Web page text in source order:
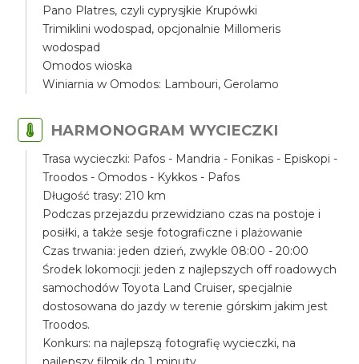
Pano Platres, czyli cyprysjkie Krupówki
Trimiklini wodospad, opcjonalnie Millomeris
wodospad
Omodos wioska
Winiarnia w Omodos: Lambouri, Gerolamo
HARMONOGRAM WYCIECZKI
Trasa wycieczki: Pafos - Mandria - Fonikas - Episkopi -
Troodos - Omodos - Kykkos - Pafos
Długość trasy: 210 km
Podczas przejazdu przewidziano czas na postoje i
posiłki, a także sesje fotograficzne i plażowanie
Czas trwania: jeden dzień, zwykle 08:00 - 20:00
Środek lokomocji: jeden z najlepszych off roadowych
samochodów Toyota Land Cruiser, specjalnie
dostosowana do jazdy w terenie górskim jakim jest
Troodos.
Konkurs: na najlepszą fotografię wycieczki, na